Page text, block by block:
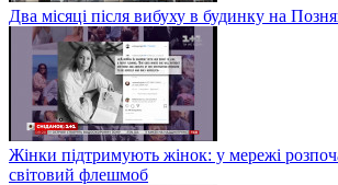
Два місяці після вибуху в будинку на
Жінки підтримують жінок: у мережі
світовий флешмоб